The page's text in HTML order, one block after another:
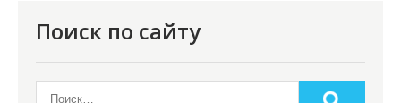
Поиск по сайту